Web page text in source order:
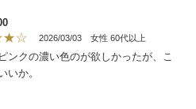
2026/03/03 女性 60代以上
ンクの濃い色のが欲しかったが、こ
いか。